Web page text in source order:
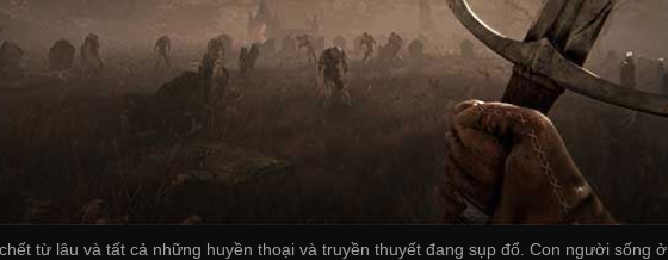
từ lâu và tất cả những huyền thoại và truyền thuyết đang sụp đổ. Con người sống ở